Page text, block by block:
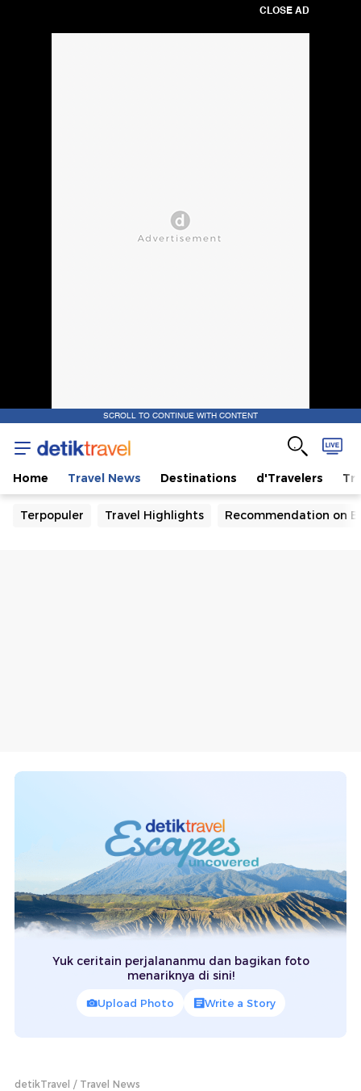
CLOSE AD
SCROLL TO CONTINUE WITH CONTENT
Home Travel News Destinations d'Travelers
Terpopuler Travel Highlights Recommendation on
Yuk ceritain perjalananmu dan bagikan foto
menariknya di sini!
Upload Photo Write a Story
detikTravel Travel News